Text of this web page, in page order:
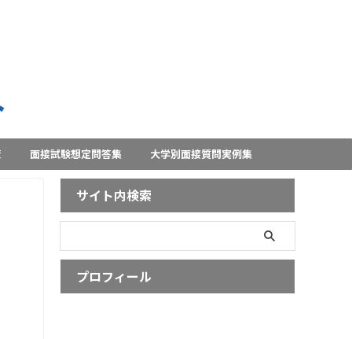
面接試験想定問答集 大学別面接質問実例集
サイト内検索
プロフィール